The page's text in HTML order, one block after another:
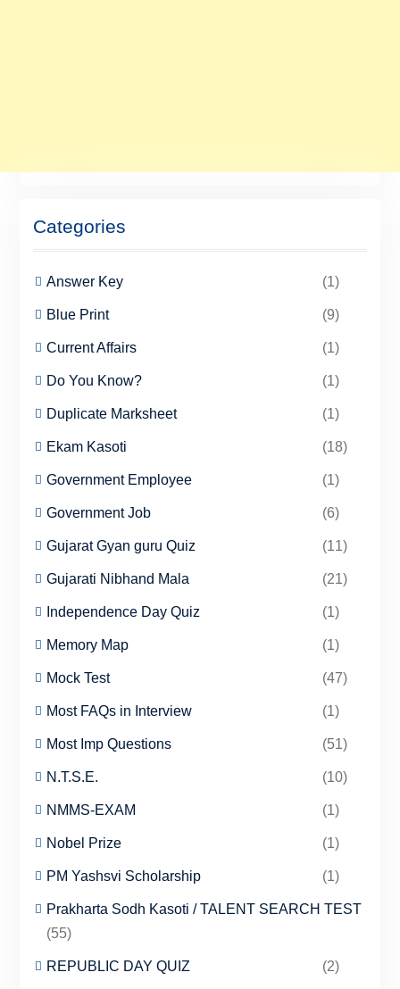
Categories
Answer Key (1)
Blue Print (9)
Current Affairs (1)
Do You Know? (1)
Duplicate Marksheet (1)
Ekam Kasoti (18)
Government Employee (1)
Government Job (6)
Gujarat Gyan guru Quiz (11)
Gujarati Nibhand Mala (21)
Independence Day Quiz (1)
Memory Map (1)
Mock Test (47)
Most FAQs in Interview (1)
Most Imp Questions (51)
N.T.S.E. (10)
NMMS-EXAM (1)
Nobel Prize (1)
PM Yashsvi Scholarship (1)
Prakharta Sodh Kasoti / TALENT SEARCH TEST
(55)
REPUBLIC DAY QUIZ (2)